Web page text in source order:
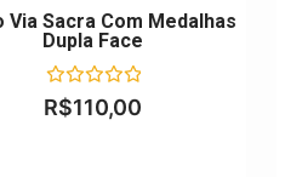
Via Sacra Com Medalhas
Dupla Face
Avaliação
0
R$110,00